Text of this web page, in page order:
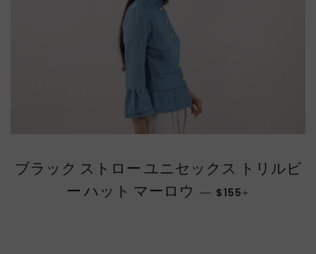
ブラック ストロー ユニセックス トリルビ
ー ハット マーロウ — 通常価格
$155